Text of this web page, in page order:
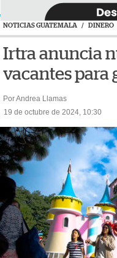
NOTICIAS GUATEMALA / DINERO
Irtra anuncia
vacantes para
Por Andrea Llamas
19 de octubre de 2024, 10:30